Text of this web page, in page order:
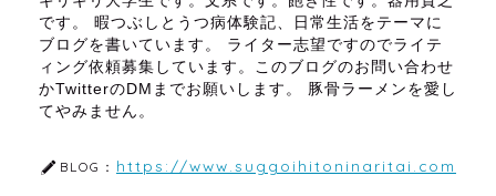
です。 暇つぶしとうつ病体験記、日常生活をテーマに
ブログを書いています。 ライター志望ですのでライテ
ィング依頼募集しています。このブログのお問い合わせ
かTwitterのDMまでお願いします。 豚骨ラーメンを愛し
てやみません。
BLOG： https://www.suggoihitoninaritai.com